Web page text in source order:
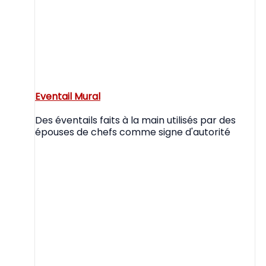
Eventail Mural
Des éventails faits à la main utilisés par des
épouses de chefs comme signe d'autorité